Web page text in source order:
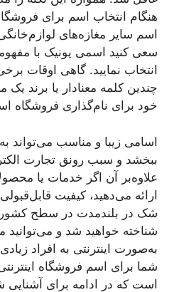
هنگام انتخاب اسم برای
اسم سایر مغازه‌های
سعی کنید اسمی یونیک با
انتخاب نمایید. گاهی اوقات
چندین کلمه معنادار یا برند
خود برای نام‌گذاری فروشگاه
اسامی زیبا و مناسب می‌تواند
ببخشد و سبب رونق تجارت
علاوه‌بر آن اگر خدمات یا
ارائه می‌دهید، کیفیت
شک در بلندمدت در سطح
شناخته خواهید شد و
به‌صورت اینترنتی به افراد
شما برای اسم فروشگاه
است که در ادامه برای آشنایی